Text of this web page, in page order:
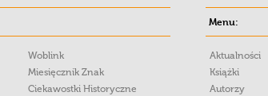
Woblink
Miesięcznik Znak
Ciekawostki Historyczne
Menu:
Aktualności
Książki
Autorzy